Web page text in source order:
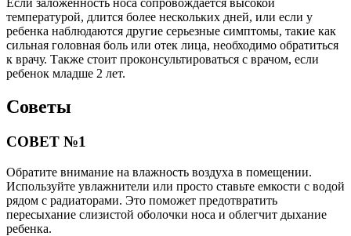
Если заложенность носа сопровождается высокой
температурой, длится более нескольких дней, или если у
ребенка наблюдаются другие серьезные симптомы, такие как
сильная головная боль или отек лица, необходимо обратиться
к врачу. Также стоит проконсультироваться с врачом, если
ребенок младше 2 лет.
Советы
СОВЕТ №1
Обратите внимание на влажность воздуха в помещении.
Используйте увлажнители или просто ставьте емкости с водой
рядом с радиаторами. Это поможет предотвратить
пересыхание слизистой оболочки носа и облегчит дыхание
ребенка.